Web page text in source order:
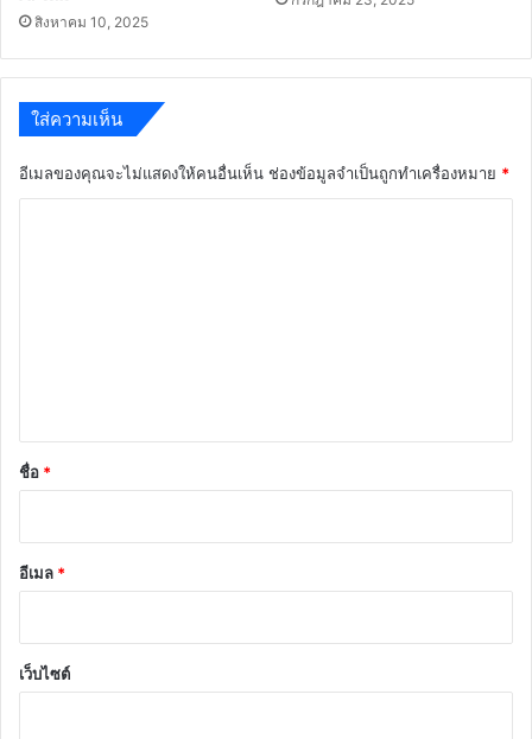
สิงหาคม 10, 2025
ใส่ความเห็น
อีเมลของคุณจะไม่แสดงให้คนอื่นเห็น ช่องข้อมูลจำเป็นถูกทำเครื่องหมาย *
*
ชื่อ *
อีเมล *
เว็บไซต์